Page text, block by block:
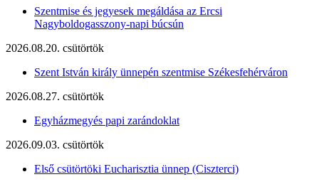
Szentmise és jegyesek megáldása az Ercsi
Nagyboldogasszony-napi búcsún
2026.08.20. csütörtök
Szent István király ünnepén szentmise Székesfehérváron
2026.08.27. csütörtök
Egyházmegyés papi zarándoklat
2026.09.03. csütörtök
Első csütörtöki Eucharisztia ünnep (Ciszterci)